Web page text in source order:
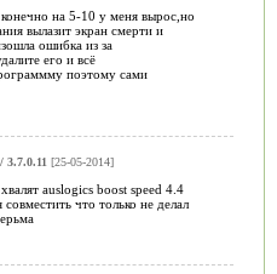
на 5-10 у меня вырос,но
вылазит экран смерти и
ошибка из за
его и всё
поэтому сами
3.7.0.11 [25-05-2014]
auslogics boost speed 4.4
что только не делал